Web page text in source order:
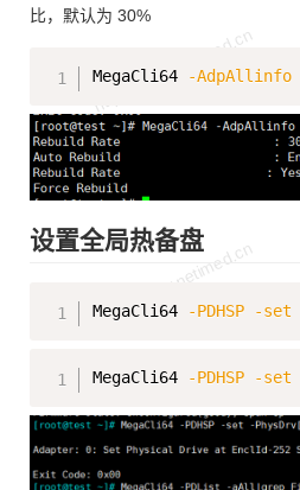
比，默认为 30%
MegaCli64 -AdpAllinfo
设置全局热备盘
MegaCli64 -PDHSP -set
MegaCli64 -PDHSP -set